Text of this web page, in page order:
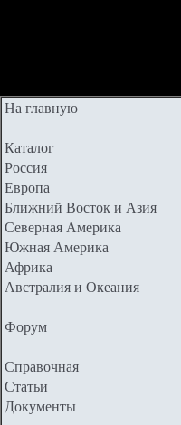
На главную
Каталог
Россия
Европа
Ближний Восток и Азия
Северная Америка
Южная Америка
Африка
Австралия и Океания
Форум
Справочная
Статьи
Документы